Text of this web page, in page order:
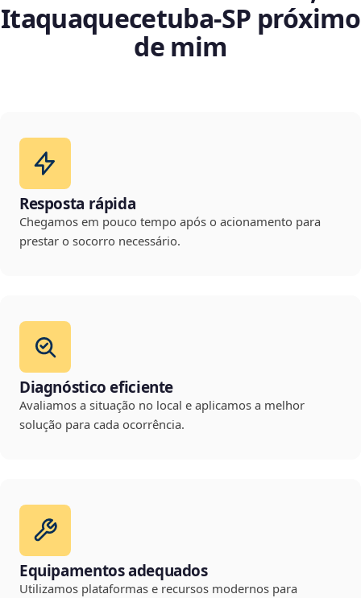
Itaquaquecetuba‑SP próximo
de mim
Resposta rápida
Chegamos em pouco tempo após o acionamento para
prestar o socorro necessário.
Diagnóstico eficiente
Avaliamos a situação no local e aplicamos a melhor
solução para cada ocorrência.
Equipamentos adequados
Utilizamos plataformas e recursos modernos para